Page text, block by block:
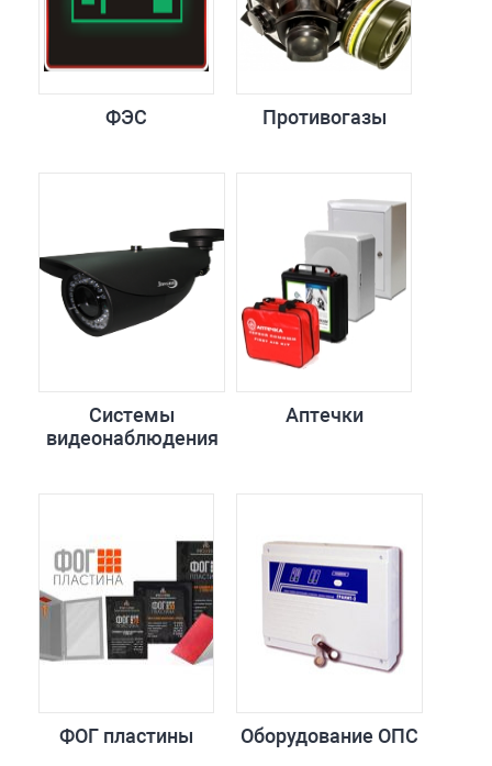
ФЭС Противогазы
Системы
видеонаблюдения
Аптечки
ФОГ пластины Оборудование ОПС